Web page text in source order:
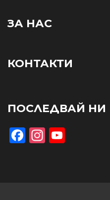
ЗА НАС
КОНТАКТИ
ПОСЛЕДВАЙ НИ
Facebook
Instagram